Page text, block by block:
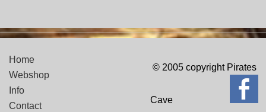
Home
Webshop
Info
Contact
© 2005 copyright Pirates
Cave